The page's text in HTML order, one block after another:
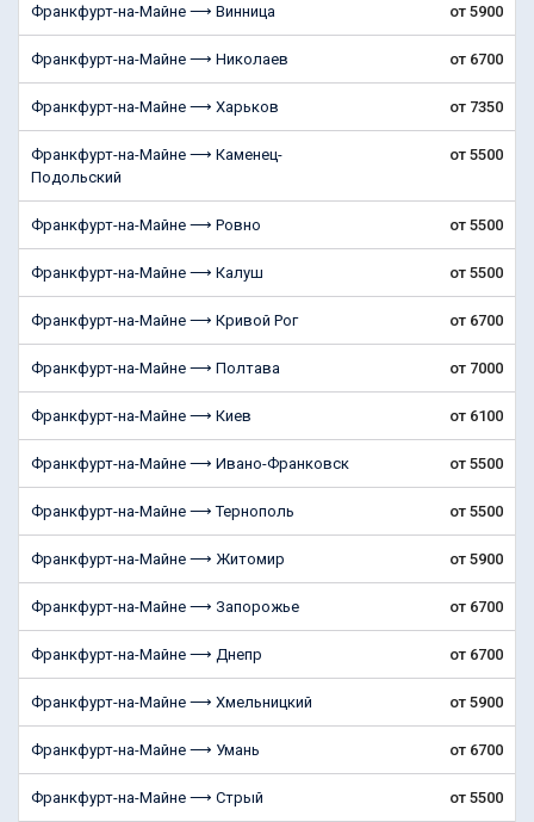
Франкфурт-на-Майне ⟶ Винница от 5900
Франкфурт-на-Майне ⟶ Николаев от 6700
Франкфурт-на-Майне ⟶ Харьков от 7350
Франкфурт-на-Майне ⟶ Каменец-
Подольский
от 5500
Франкфурт-на-Майне ⟶ Ровно от 5500
Франкфурт-на-Майне ⟶ Калуш от 5500
Франкфурт-на-Майне ⟶ Кривой Рог от 6700
Франкфурт-на-Майне ⟶ Полтава от 7000
Франкфурт-на-Майне ⟶ Киев от 6100
Франкфурт-на-Майне ⟶ Ивано-Франковск от 5500
Франкфурт-на-Майне ⟶ Тернополь от 5500
Франкфурт-на-Майне ⟶ Житомир от 5900
Франкфурт-на-Майне ⟶ Запорожье от 6700
Франкфурт-на-Майне ⟶ Днепр от 6700
Франкфурт-на-Майне ⟶ Хмельницкий от 5900
Франкфурт-на-Майне ⟶ Умань от 6700
Франкфурт-на-Майне ⟶ Стрый от 5500